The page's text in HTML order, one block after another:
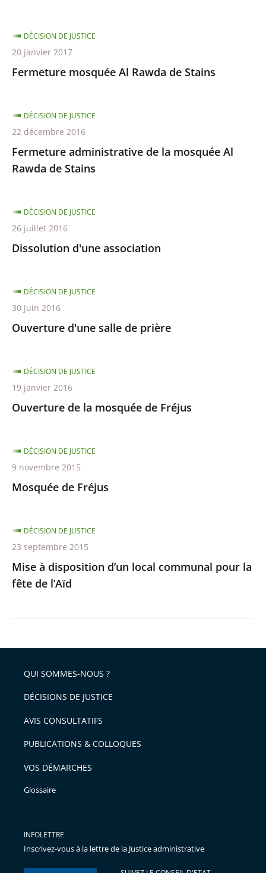
Fermeture mosquée Al Rawda de Stains
DÉCISION DE JUSTICE
20 janvier 2017
Fermeture administrative de la mosquée Al
Rawda de Stains
DÉCISION DE JUSTICE
22 décembre 2016
Dissolution d'une association
DÉCISION DE JUSTICE
26 juillet 2016
Ouverture d'une salle de prière
DÉCISION DE JUSTICE
30 juin 2016
Ouverture de la mosquée de Fréjus
DÉCISION DE JUSTICE
19 janvier 2016
Mosquée de Fréjus
DÉCISION DE JUSTICE
9 novembre 2015
Mise à disposition d’un local communal pour la
fête de l’Aïd
DÉCISION DE JUSTICE
23 septembre 2015
QUI SOMMES-NOUS ?
DÉCISIONS DE JUSTICE
AVIS CONSULTATIFS
PUBLICATIONS & COLLOQUES
VOS DÉMARCHES
Glossaire
INFOLETTRE
Inscrivez-vous à la lettre de la Justice administrative